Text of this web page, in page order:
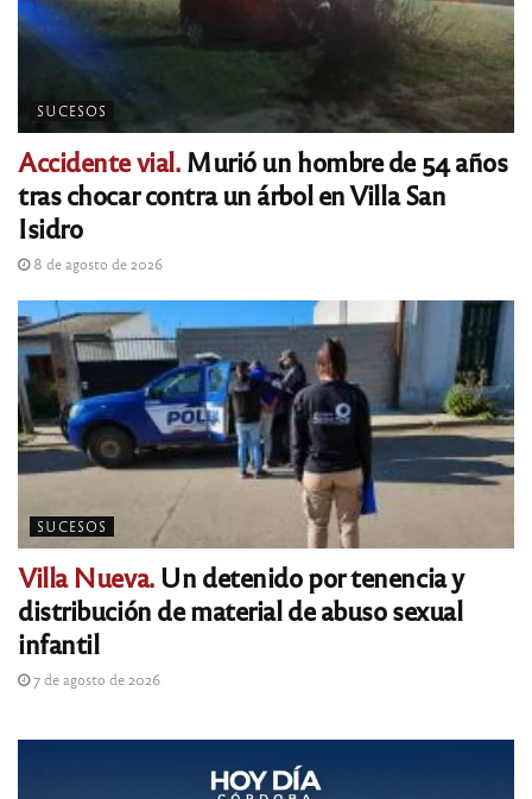
SUCESOS
Accidente vial.Murió un hombre de 54 años
tras chocar contra un árbol en Villa San
Isidro
8 de agosto de 2026
SUCESOS
Villa Nueva.Un detenido por tenencia y
distribución de material de abuso sexual
infantil
7 de agosto de 2026